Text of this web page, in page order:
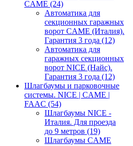
CAME (24)
Автоматика для
секционных гаражных
ворот CAME (Италия).
Гарантия 3 года (12)
Автоматика для
гаражных секционных
ворот NICE (Найс).
Гарантия 3 года (12)
Шлагбаумы и парковочные
системы. NICE | CAME |
FAAC (54)
Шлагбаумы NICE -
Италия. Для проезда
до 9 метров (19)
Шлагбаумы CAME